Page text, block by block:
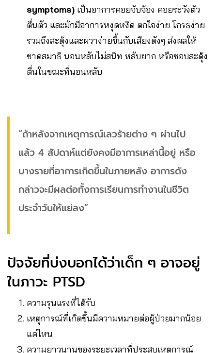
symptoms) เป็นอาการคอยจับจ้อง คอยระวังตัว
ตื่นตัว และมักมีอาการหงุดหงิด ตกใจง่าย โกรธง่าย
รวมถึงสะดุ้งและผวาง่ายขึ้นกับเสียงดังๆ ส่งผลให้
ขาดสมาธิ นอนหลับไม่สนิท หลับยาก หรือชอบสะดุ้ง
ตื่นในขณะที่นอนหลับ
“ถ้าหลังจากเหตุการณ์เลวร้ายต่าง ๆ ผ่านไป
แล้ว 4 สัปดาห์แต่ยังคงมีอาการเหล่านี้อยู่ หรือ
บางรายที่อาการเกิดขึ้นในภายหลัง อาการดัง
กล่าวจะมีผลต่อทั้งการเรียนการทำงานในชีวิต
ประจำวันให้แย่ลง”
ปัจจัยที่บ่งบอกได้ว่าเด็ก ๆ อาจอยู่
ในภาวะ PTSD
ความรุนแรงที่ได้รับ
เหตุการณ์ที่เกิดขึ้นมีความหมายต่อผู้ป่วยมากน้อย
แค่ไหน
ความยาวนานของระยะเวลาที่ประสบเหตุการณ์